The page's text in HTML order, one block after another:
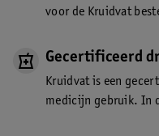
voor de Kruidvat
Gecertificeerd
Kruidvat is een
medicijn gebruik. In